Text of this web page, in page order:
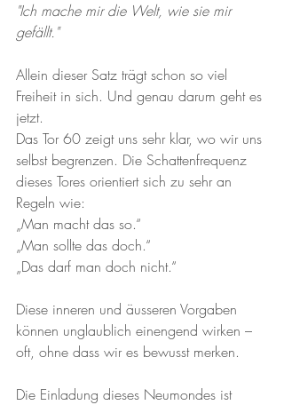
"Ich mache mir die Welt, wie sie mir
gefällt."
Allein dieser Satz trägt schon so viel
Freiheit in sich. Und genau darum geht es
jetzt.
Das Tor 60 zeigt uns sehr klar, wo wir uns
selbst begrenzen. Die Schattenfrequenz
dieses Tores orientiert sich zu sehr an
Regeln wie:
„Man macht das so.“
„Man sollte das doch.“
„Das darf man doch nicht.“
Diese inneren und äusseren Vorgaben
können unglaublich einengend wirken –
oft, ohne dass wir es bewusst merken.
Die Einladung dieses Neumondes ist